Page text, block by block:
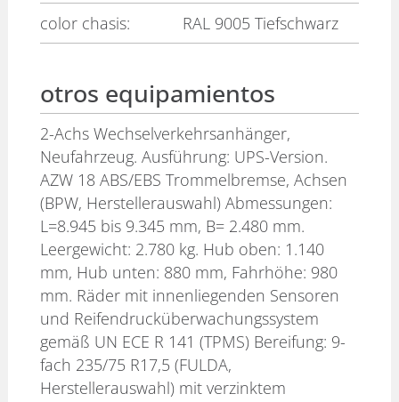
color chasis: RAL 9005 Tiefschwarz
otros equipamientos
2-Achs Wechselverkehrsanhänger,
Neufahrzeug. Ausführung: UPS-Version.
AZW 18 ABS/EBS Trommelbremse, Achsen
(BPW, Herstellerauswahl) Abmessungen:
L=8.945 bis 9.345 mm, B= 2.480 mm.
Leergewicht: 2.780 kg. Hub oben: 1.140
mm, Hub unten: 880 mm, Fahrhöhe: 980
mm. Räder mit innenliegenden Sensoren
und Reifendrucküberwachungssystem
gemäß UN ECE R 141 (TPMS) Bereifung: 9-
fach 235/75 R17,5 (FULDA,
Herstellerauswahl) mit verzinktem